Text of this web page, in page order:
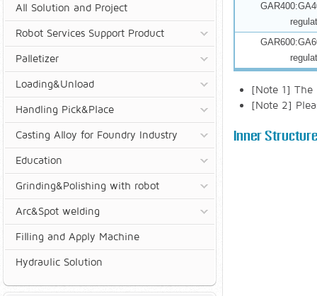
[Note 1] The
[Note 2]
Inner
All Solution and Project
Robot Services Support Product
Palletizer
Loading&Unload
Handling Pick&Place
Casting Alloy for Foundry Industry
Education
Grinding&Polishing with robot
Arc&Spot welding
Filling and Apply Machine
Hydraulic Solution